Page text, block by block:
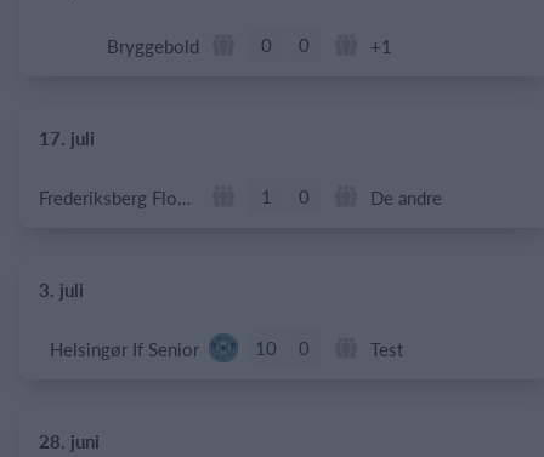
Bryggebold 0 0 +1
17. juli
Frederiksberg Floorball Fighters 1 0 De andre
3. juli
Helsingør If Senior 10 0 Test
28. juni